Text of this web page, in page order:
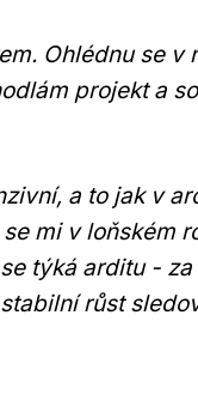
Ohlédnu se v
projekt a
a to jak v
mi v loňském
týká arditu -
růst